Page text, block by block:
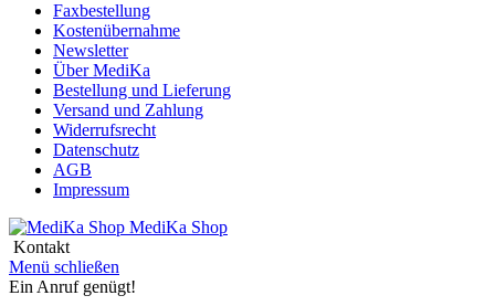
Faxbestellung
Kostenübernahme
Newsletter
Über MediKa
Bestellung und Lieferung
Versand und Zahlung
Widerrufsrecht
Datenschutz
AGB
Impressum
MediKa Shop
Kontakt
Menü schließen
Ein Anruf genügt!